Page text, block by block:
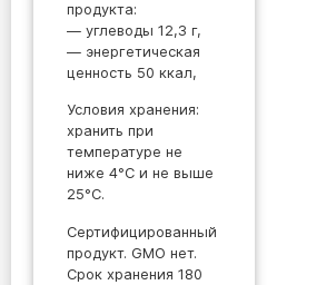
продукта:
— углеводы 12,3 г,
— энергетическая
ценность 50 ккал,
Условия хранения:
хранить при
температуре не
ниже 4°C и не выше
25°C.
Сертифицированный
продукт. GMO нет.
Срок хранения 180